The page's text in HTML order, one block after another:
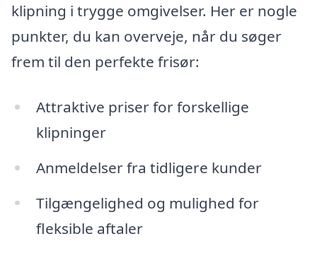
klipning i trygge omgivelser. Her er nogle
punkter, du kan overveje, når du søger
frem til den perfekte frisør:
Attraktive priser for forskellige
klipninger
Anmeldelser fra tidligere kunder
Tilgængelighed og mulighed for
fleksible aftaler